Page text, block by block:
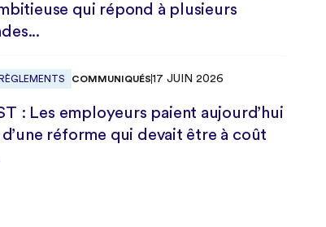
qui répond à plusieurs
COMMUNIQUÉS17 JUIN 2026
: Les employeurs paient aujourd’hui
d’une réforme qui devait être à coût